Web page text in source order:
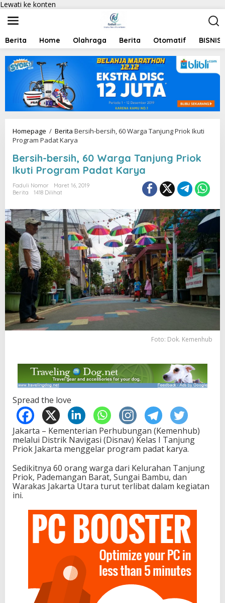
Lewati ke konten
Berita Home Olahraga Berita Otomatif BISNIS
Homepage / Berita Bersih-bersih, 60 Warga Tanjung Priok Ikuti
Program Padat Karya
Bersih-bersih, 60 Warga Tanjung Priok
Ikuti Program Padat Karya
Faduli Nomor
Maret 16, 2019
Berita
1418 Dilihat
Foto: Dok. Kemenhub
Spread the love
Jakarta – Kementerian Perhubungan (Kemenhub)
melalui Distrik Navigasi (Disnav) Kelas I Tanjung
Priok Jakarta menggelar program padat karya.
Sedikitnya 60 orang warga dari Kelurahan Tanjung
Priok, Pademangan Barat, Sungai Bambu, dan
Warakas Jakarta Utara turut terlibat dalam kegiatan
ini.